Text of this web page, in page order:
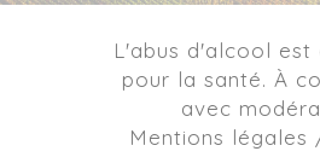
L'abus d'alcool est
pour la santé. À
avec
Mentions légales